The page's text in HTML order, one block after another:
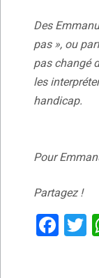
Des
pas », ou
pas changé
les
handicap.
Pour
Partagez !
F
a
T